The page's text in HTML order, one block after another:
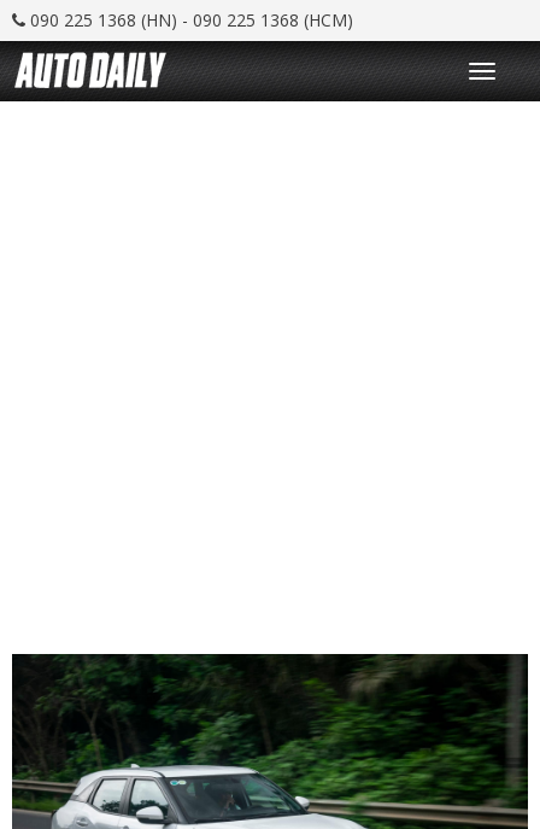
090 225 1368 (HN) - 090 225 1368 (HCM)
T
o
g